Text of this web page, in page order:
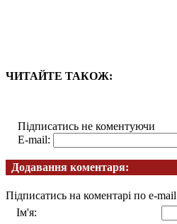
ЧИТАЙТЕ ТАКОЖ:
Підписатись не коментуючи
E-mail:
Додавання коментаря:
Підписатись на коментарі по e-mail
Ім'я: